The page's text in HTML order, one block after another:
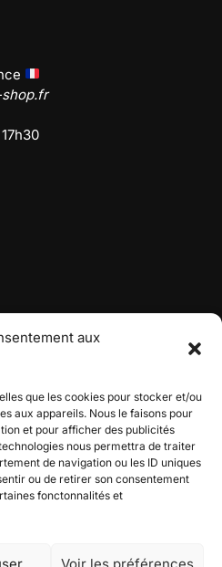
aux
que les cookies pour stocker et/ou
aux appareils. Nous le faisons pour
et pour afficher des publicités
nous permettra de traiter
de navigation ou les ID uniques
ou de retirer son consentement
fonctonnalités et
Voir les préférences
de votre manga préféré chez
dédiée à l’univers des